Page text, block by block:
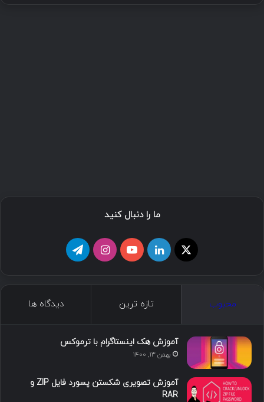
ما را دنبال کنید
محبوب تازه ترین دیدگاه ها
آموزش هک اینستاگرام با ترموکس
بهمن ۱۳, ۱۴۰۰
آموزش تصویری شکستن پسورد فایل ZIP و
RAR